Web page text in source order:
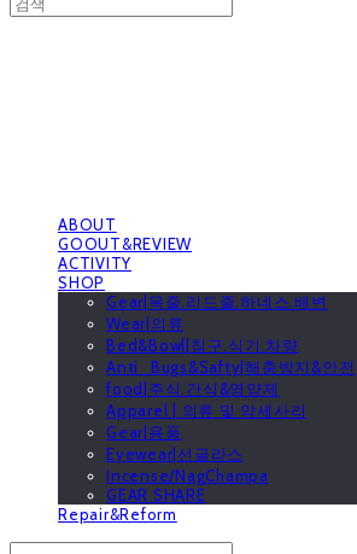
ABOUT
GOOUT&REVIEW
ACTIVITY
SHOP
Gear|목줄.리드줄.하네스.배변
Wear|의류
Bed&Bowl|침구.식기.차량
Anti_Bugs&Safty|해충방지&안전
food|주식.간식&영양제
Apparel | 의류 및 악세사리
Gear|용품
Eyewear|선글라스
Incense/NagChampa
GEAR SHARE
Repair&Reform